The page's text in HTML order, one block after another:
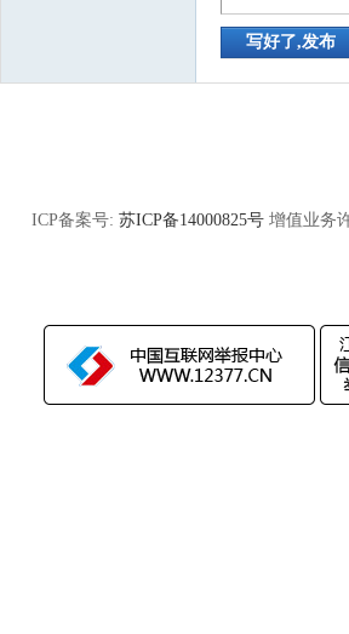
写好了,发布
ICP备案号: 苏ICP备14000825号 增值业务